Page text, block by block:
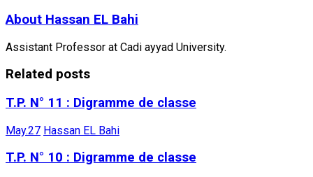
About Hassan EL Bahi
Assistant Professor at Cadi ayyad University.
Related posts
T.P. N° 11 : Digramme de classe
May.27 Hassan EL Bahi
T.P. N° 10 : Digramme de classe